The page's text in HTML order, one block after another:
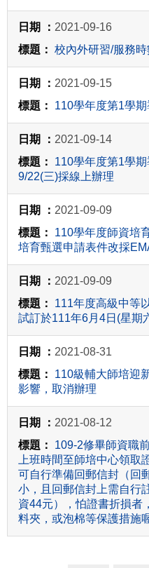
2021-09-16
校內外研習/服務
2021-09-15
110學年度第1學
2021-09-14
110學年度第1學
9/22(三)採線上辦理
2021-09-09
110學年度師資培
培育甄選申請表件改採
2021-09-09
111年度高級中等
試訂於111年6月4日(星期
2021-08-31
110級輔大師培迎
影響，取消辦理
2021-08-12
109-2修畢師資職
上班時間至師培中心領取
可自行準備回郵信封（回
小，且回郵信封上需自行
資44元），怕證書折損者
料夾，或泡棉等保護措施